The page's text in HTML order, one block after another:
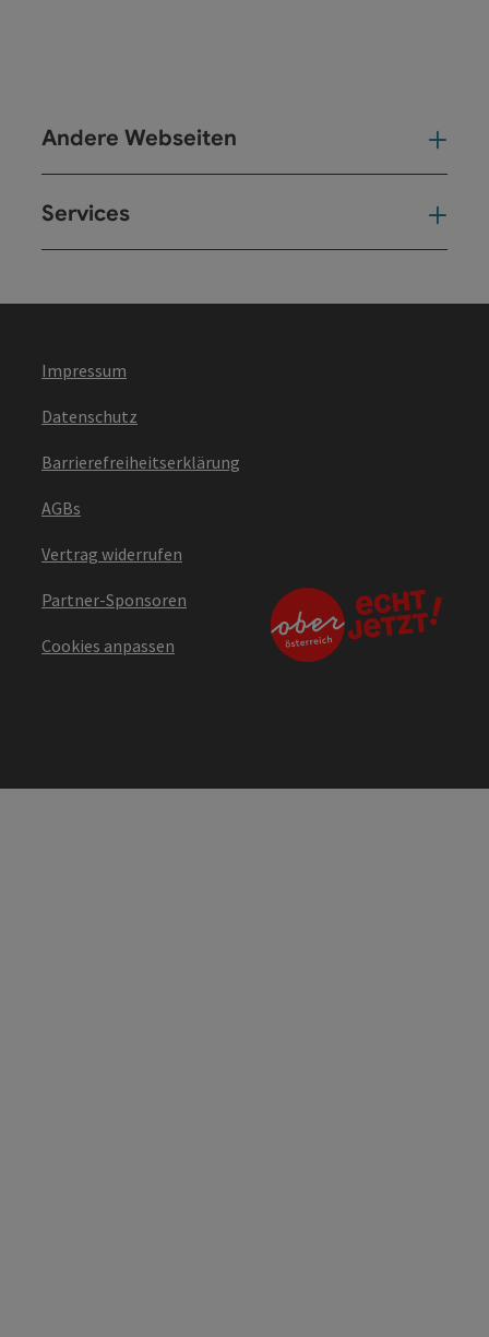
Andere Webseiten
Services
Impressum
Datenschutz
Barrierefreiheitserklärung
AGBs
Vertrag widerrufen
Partner-Sponsoren
Cookies anpassen